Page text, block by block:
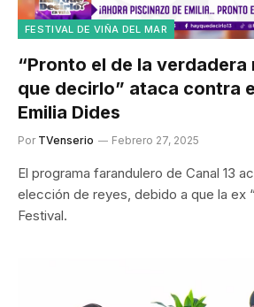
FESTIVAL DE VIÑA DEL MAR
“Pronto el de la verdadera
que decirlo” ataca contra
Emilia Dides
Por TVenserio Febrero 27, 2025
El programa farandulero de Canal 13
elección de reyes, debido a que la ex
Festival.